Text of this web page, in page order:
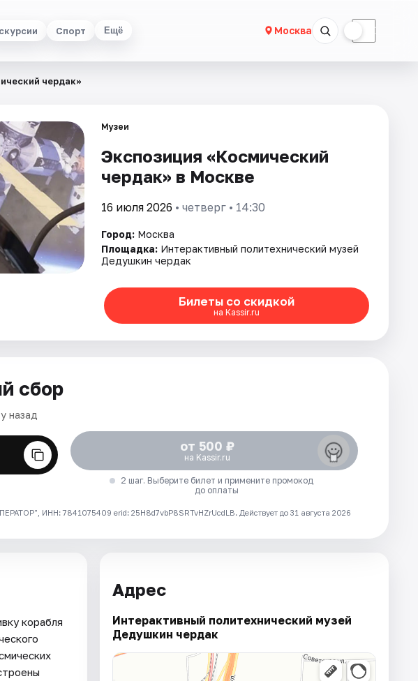
Спорт Ещё Москва ☾
чердак»
Музеи
Экспозиция «Космический
чердак» в Москве
16 июля 2026 • четверг • 14:30
Город: Москва
Площадка: Интерактивный политехнический музей
Дедушкин чердак
Билеты со скидкой
на Kassir.ru
сбор
назад
от 500 ₽
на Kassir.ru
2 шаг. Выберите билет и примените промокод
до оплаты
ИНН: 7841075409 erid: 25H8d7vbP8SRTvHZrUcdLB. Действует до 31 августа 2026
корабля
Адрес
Интерактивный политехнический музей
Дедушкин чердак